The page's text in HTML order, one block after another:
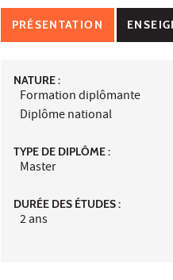
PRÉSENTATION
NATURE :
Formation diplômante
Diplôme national
TYPE DE DIPLÔME :
Master
DURÉE DES ÉTUDES :
2 ans